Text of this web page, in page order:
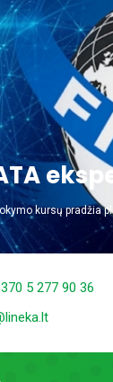
kursų pradžia
5 277 90 36